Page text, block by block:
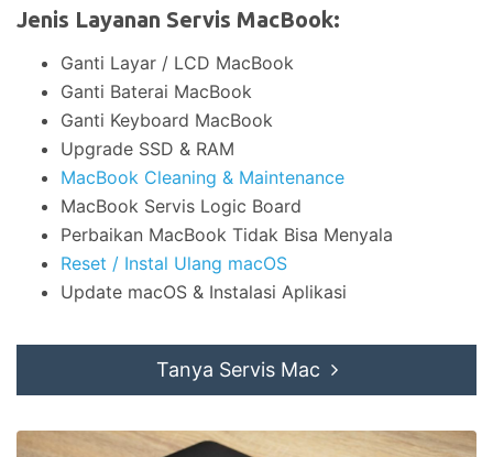
Jenis Layanan Servis MacBook:
Ganti Layar / LCD MacBook
Ganti Baterai MacBook
Ganti Keyboard MacBook
Upgrade SSD & RAM
MacBook Cleaning & Maintenance
MacBook Servis Logic Board
Perbaikan MacBook Tidak Bisa Menyala
Reset / Instal Ulang macOS
Update macOS & Instalasi Aplikasi
Tanya Servis Mac